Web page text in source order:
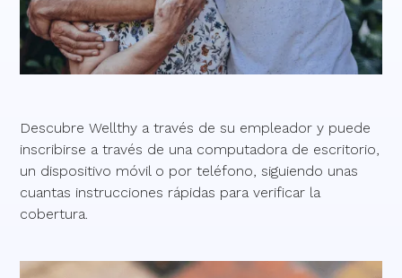
Descubre Wellthy a través de su empleador y puede
inscribirse a través de una computadora de escritorio,
un dispositivo móvil o por teléfono, siguiendo unas
cuantas instrucciones rápidas para verificar la
cobertura.